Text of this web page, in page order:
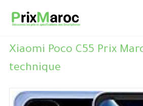
Xiaomi Poco C55 Prix
technique